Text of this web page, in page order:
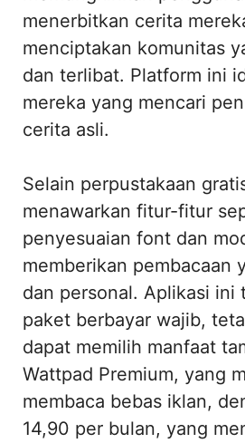
menerbitkan cerita
menciptakan komunitas
dan terlibat. Platform ini
mereka yang mencari
cerita asli.
Selain perpustakaan
menawarkan fitur-fitur
penyesuaian font dan
memberikan pembacaan
dan personal. Aplikasi ini
paket berbayar wajib,
dapat memilih manfaat
Wattpad Premium, yang
membaca bebas iklan,
14,90 per bulan, yang